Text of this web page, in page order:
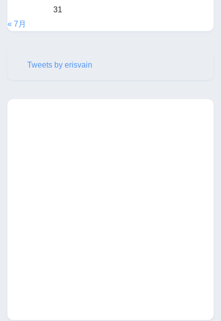
31
« 7月
Tweets by erisvain